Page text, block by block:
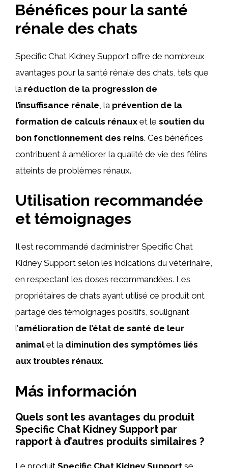
Bénéfices pour la santé
rénale des chats
Specific Chat Kidney Support offre de nombreux
avantages pour la santé rénale des chats, tels que
la réduction de la progression de
l’insuffisance rénale , la prévention de la
formation de calculs rénaux et le soutien du
bon fonctionnement des reins. Ces bénéfices
contribuent à améliorer la qualité de vie des félins
atteints de problèmes rénaux.
Utilisation recommandée
et témoignages
Il est recommandé d’administrer Specific Chat
Kidney Support selon les indications du vétérinaire,
en respectant les doses recommandées. Les
propriétaires de chats ayant utilisé ce produit ont
partagé des témoignages positifs, soulignant
l’amélioration de l’état de santé de leur
animalet la diminution des symptômes liés
aux troubles rénaux.
Más información
Quels sont les avantages du produit
Specific Chat Kidney Support par
rapport à d’autres produits similaires ?
Le produit Specific Chat Kidney Support se